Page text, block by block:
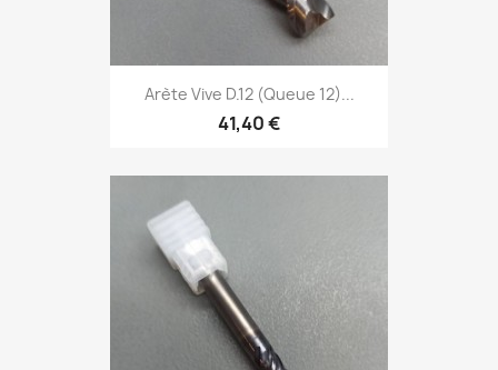
Arète Vive D.12 (Queue 12)...
41,40 €